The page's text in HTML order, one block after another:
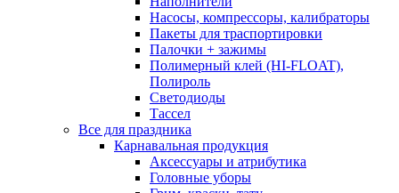
Насосы, компрессоры, калибраторы
Пакеты для траспортировки
Палочки + зажимы
Полимерный клей (HI-FLOAT),
Полироль
Светодиоды
Тассел
Все для праздника
Карнавальная продукция
Аксессуары и атрибутика
Головные уборы